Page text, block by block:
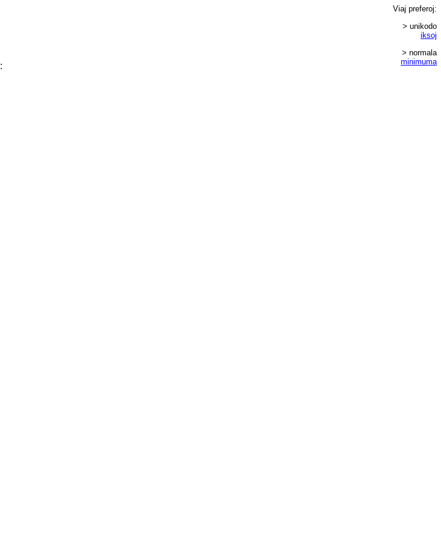
:
Viaj preferoj:
> unikodo
iksoj
> normala
minimuma